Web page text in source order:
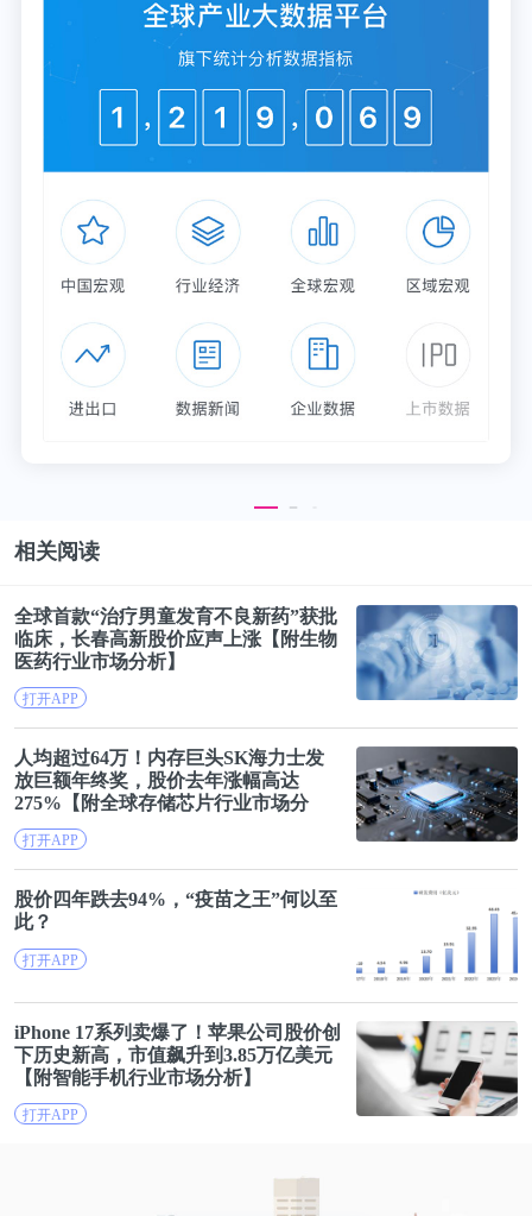
相关阅读
全球首款“治疗男童发育不良新药”获批
临床，长春高新股价应声上涨【附生物
医药行业市场分析】
打开APP
人均超过64万！内存巨头SK海力士发
放巨额年终奖， 股价去年涨幅高达
275%【附全球存储芯片行业市场分
析】
打开APP
股价四年跌去94%，“疫苗之王”何以至
此？
打开APP
iPhone 17系列卖爆了！苹果公司 股价创
下历史新高，市值飙升到3.85万亿美元
【附智能手机行业市场分析】
打开APP